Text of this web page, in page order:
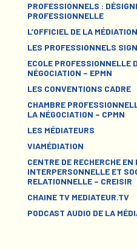
PROFESSIONNELS :
PROFESSIONNELLE
L’OFFICIEL DE LA MÉDIATION
LES PROFESSIONNELS
ECOLE PROFESSIONNELLE
NÉGOCIATION – EPMN
LES CONVENTIONS CADRE
CHAMBRE
LA NÉGOCIATION – CPMN
LES MÉDIATEURS
VIAMÉDIATION
CENTRE DE RECHERCHE
INTERPERSONNELLE ET
RELATIONNELLE – CREISIR
CHAINE TV MEDIATEUR.TV
PODCAST AUDIO DE LA